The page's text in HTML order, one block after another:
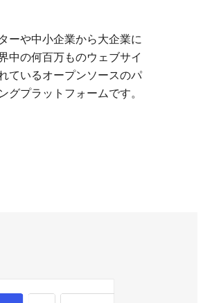
ーや中小企業から大企業に
中の何百万ものウェブサイ
ているオープンソースのパ
グプラットフォームです。